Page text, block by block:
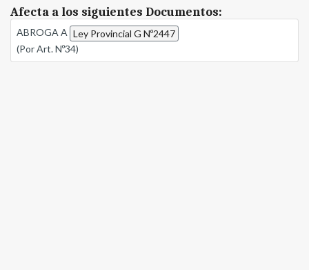
Afecta a los siguientes Documentos:
ABROGA A Ley Provincial G Nº2447
(Por Art. Nº34)